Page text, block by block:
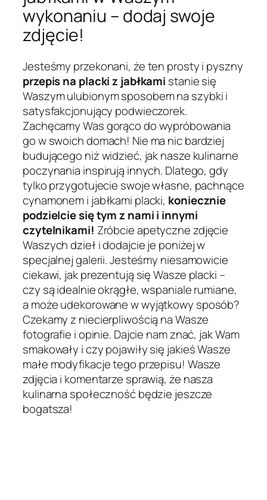
wykonaniu – dodaj swoje
zdjęcie!
Jesteśmy przekonani, że ten prosty i pyszny
przepis na placki z jabłkami stanie się
Waszym ulubionym sposobem na szybki i
satysfakcjonujący podwieczorek.
Zachęcamy Was gorąco do wypróbowania
go w swoich domach! Nie ma nic bardziej
budującego niż widzieć, jak nasze kulinarne
poczynania inspirują innych. Dlatego, gdy
tylko przygotujecie swoje własne, pachnące
cynamonem i jabłkami placki, koniecznie
podzielcie się tym z nami i innymi
czytelnikami! Zróbcie apetyczne zdjęcie
Waszych dzieł i dodajcie je poniżej w
specjalnej galerii. Jesteśmy niesamowicie
ciekawi, jak prezentują się Wasze placki –
czy są idealnie okrągłe, wspaniale rumiane,
a może udekorowane w wyjątkowy sposób?
Czekamy z niecierpliwością na Wasze
fotografie i opinie. Dajcie nam znać, jak Wam
smakowały i czy pojawiły się jakieś Wasze
małe modyfikacje tego przepisu! Wasze
zdjęcia i komentarze sprawią, że nasza
kulinarna społeczność będzie jeszcze
bogatsza!